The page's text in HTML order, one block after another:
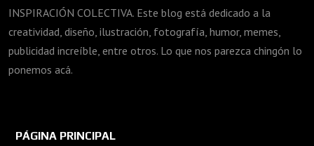
INSPIRACIÓN COLECTIVA. Este blog está dedicado a la
creatividad, diseño, ilustración, fotografía, humor, memes,
publicidad increíble, entre otros. Lo que nos parezca chingón lo
ponemos acá.
PÁGINA PRINCIPAL